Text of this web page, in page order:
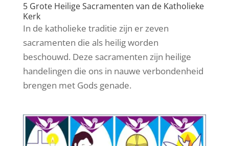
5 Grote Heilige Sacramenten van de Katholieke
Kerk
In de katholieke traditie zijn er zeven
sacramenten die als heilig worden
beschouwd. Deze sacramenten zijn heilige
handelingen die ons in nauwe verbondenheid
brengen met Gods genade.